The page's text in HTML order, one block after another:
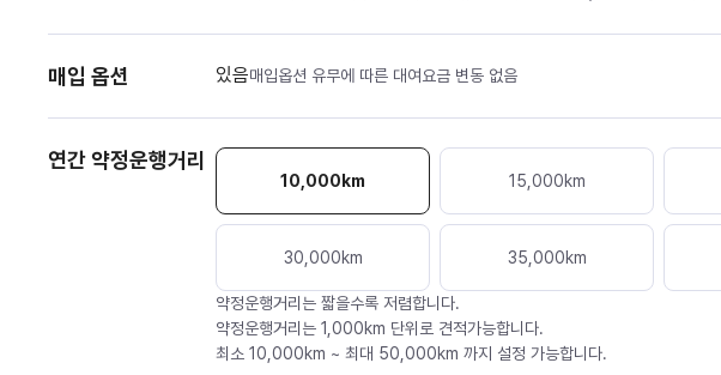
매입 옵션 있음매입옵션 유무에 따른 대여요금 변동 없음
연간 약정운행거리
10,000 km 15,000km
30,000km 35,000km
약정운행거리는 짧을수록 저렴합니다.
약정운행거리는 1,000km 단위로 견적가능합니다.
최소 10,000km ~ 최대 50,000km 까지 설정 가능합니다.